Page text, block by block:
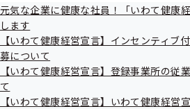
元気な企業に健康な社員！「いわて健康
します
【いわて健康経営宣言】インセンティブ
募について
【いわて健康経営宣言】登録事業所の従
て
【いわて健康経営宣言】いわて健康経営
【いわて健康経営宣言】い
営宣言事業所専用サイト